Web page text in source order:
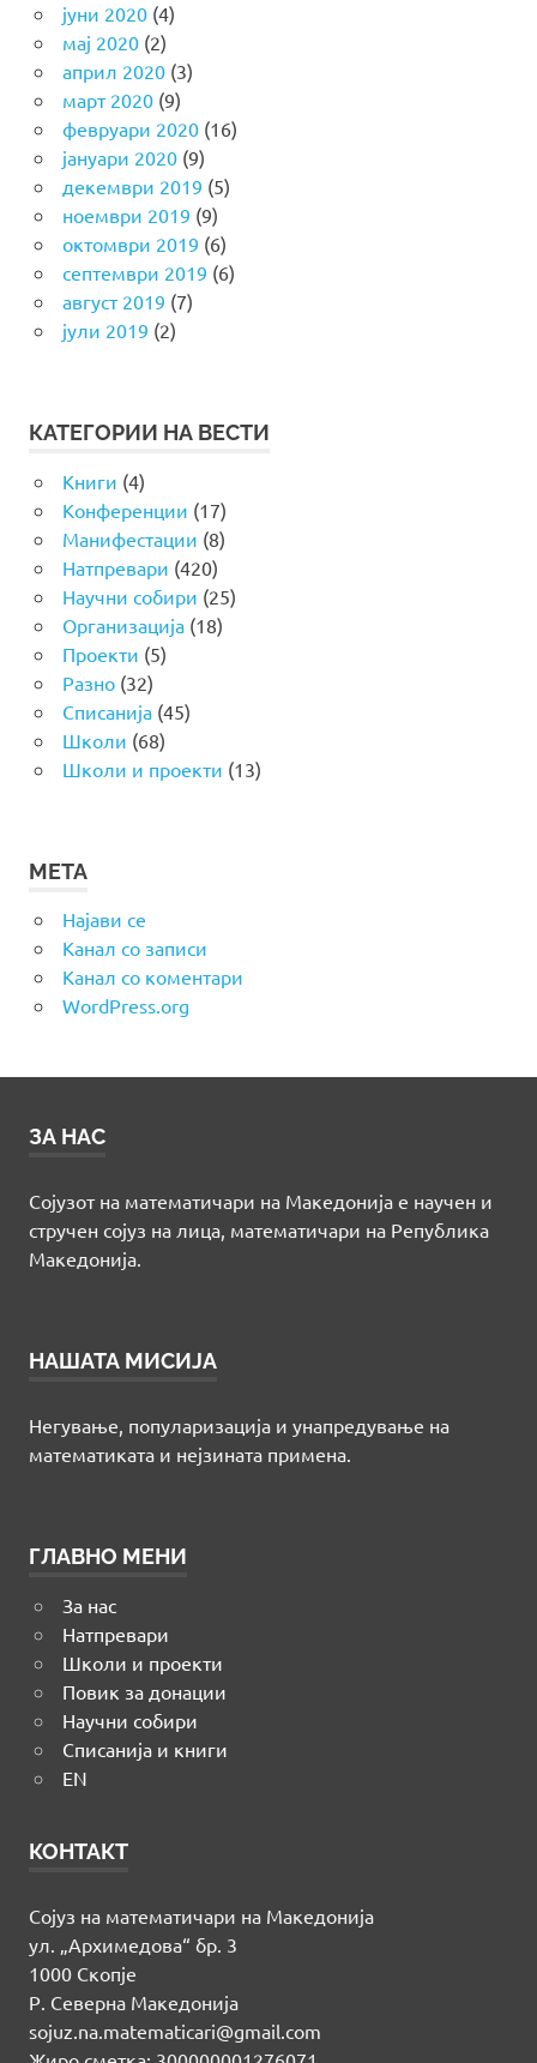
јуни 2020(4)
мај 2020(2)
април 2020(3)
март 2020(9)
февруари 2020(16)
јануари 2020(9)
декември 2019 (5)
ноември 2019 (9)
октомври 2019 (6)
септември 2019 (6)
август 2019 (7)
јули 2019 (2)
КАТЕГОРИИ НА ВЕСТИ
Книги (4)
Конференции (17)
Манифестации (8)
Натпревари (420)
Научни собири (25)
Организација(18)
Проекти (5)
Разно(32)
Списанија(45)
Школи (68)
Школи и проекти (13)
МЕТА
Најави се
Канал со записи
Канал со коментари
WordPress.org
ЗА НАС
Сојузот на математичари на Македонија е научен и
стручен сојуз на лица, математичари на Република
Македонија.
НАШАТА МИСИЈА
Негување, популаризација и унапредување на
математиката и нејзината примена.
ГЛАВНО МЕНИ
За нас
Натпревари
Школи и проекти
Повик за донации
Научни собири
Списанија и книги
EN
КОНТАКТ
Сојуз на математичари на Македонија
ул. „Архимедова“ бр. 3
1000 Скопје
Р. Северна Македонија
sojuz.na.matematicari@gmail.com